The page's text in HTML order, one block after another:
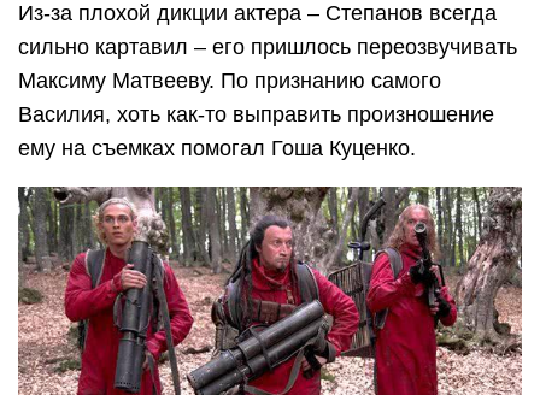
Из-за плохой дикции актера – Степанов всегда
сильно картавил – его пришлось переозвучивать
Максиму Матвееву. По признанию самого
Василия, хоть как-то выправить произношение
ему на съемках помогал Гоша Куценко.